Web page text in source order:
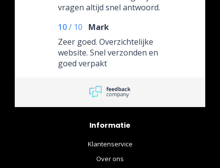
vragen altijd snel antwoord.
10/ 10
Mark
Zeer goed. Overzichtelijke
website. Snel verzonden en
goed verpakt
Informatie
Klantenservice
Over ons